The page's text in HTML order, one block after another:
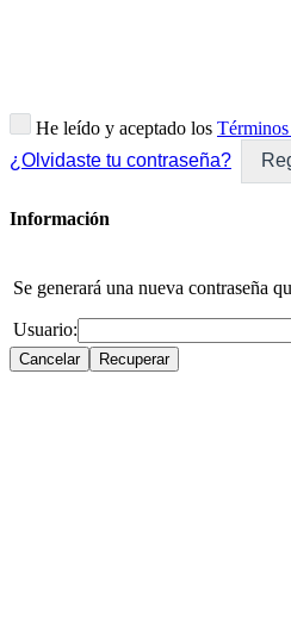
He leído y aceptado los
¿Olvidaste tu contraseña?
Información
Se generará una nueva contraseña
Usuario: